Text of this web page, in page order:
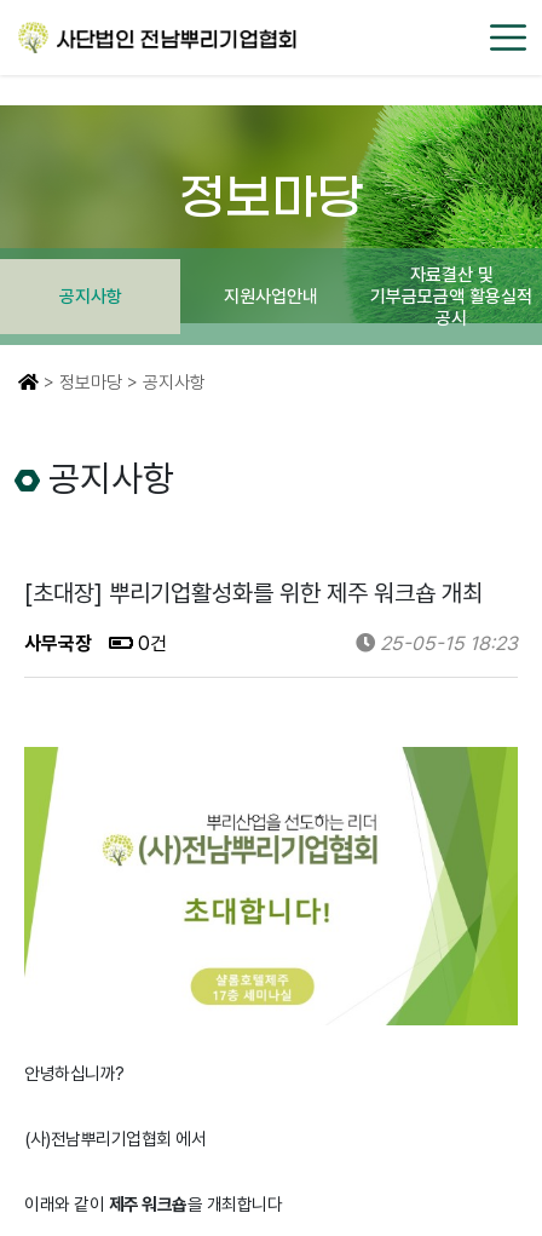
정보마당
공지사항 지원사업안내
자료결산 및
기부금모금액 활용실적
공시
> 정보마당 > 공지사항
공지사항
[초대장] 뿌리기업활성화를 위한 제주 워크숍 개최
사무국장 0건 25-05-15 18:23
안녕하십니까?
(사)전남뿌리기업협회 에서
이래와 같이 제주 워크숍을 개최합니다